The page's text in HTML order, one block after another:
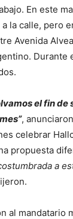
En este
la calle, pero
Avenida
Durante
el fin de
,
celebrar
propuesta
a
al mandatario